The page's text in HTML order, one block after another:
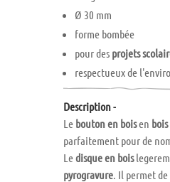
Ø 30 mm
forme bombée
pour des projets
respectueux de
Description -
Le bouton en boisen
parfaitement pour de
Ledisque en bois
pyrogravure. Il permet